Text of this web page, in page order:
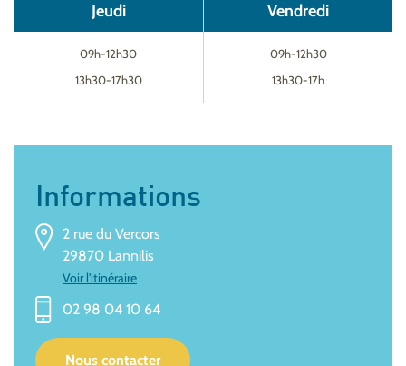
Informations
2 rue du Vercors
29870 Lannilis
Voir l'itinéraire
02 98 04 10 64
Nous contacter
Jeudi
09h-12h30
13h30-17h30
Vendredi
09h-12h30
13h30-17h